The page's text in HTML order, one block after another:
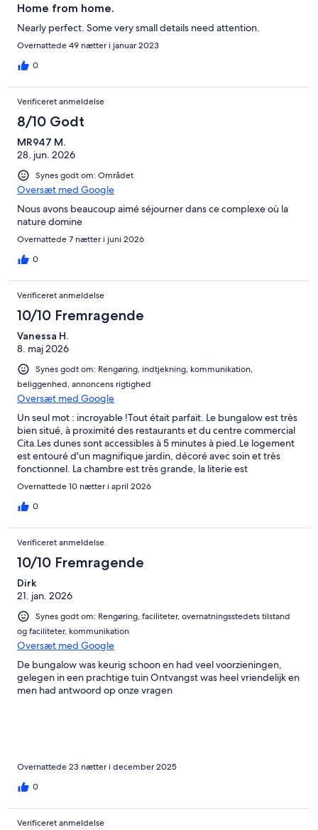
Home from home.
Nearly perfect. Some very small details need attention.
Overnattede 49 nætter i januar 2023
0
Verificeret anmeldelse
8/10 Godt
MR947 M.
28. jun. 2026
Synes godt om: Området
Oversæt med Google
Nous avons beaucoup aimé séjourner dans ce complexe où la
nature domine
Overnattede 7 nætter i juni 2026
0
Verificeret anmeldelse
10/10 Fremragende
Vanessa H.
8. maj 2026
Synes godt om: Rengøring, indtjekning, kommunikation,
beliggenhed, annoncens rigtighed
Oversæt med Google
Un seul mot : incroyable !Tout était parfait. Le bungalow est très
bien situé, à proximité des restaurants et du centre commercial
Cita.Les dunes sont accessibles à 5 minutes à pied.Le logement
est entouré d'un magnifique jardin, décoré avec soin et très
fonctionnel. La chambre est très grande, la literie est
confortable et il y fait très calme. Superbe piscine également.
On recommande sans hésiter !
Overnattede 10 nætter i april 2026
0
Verificeret anmeldelse
10/10 Fremragende
Dirk
21. jan. 2026
Synes godt om: Rengøring, faciliteter, overnatningsstedets tilstand
og faciliteter, kommunikation
Oversæt med Google
De bungalow was keurig schoon en had veel voorzieningen,
gelegen in een prachtige tuin Ontvangst was heel vriendelijk en
men had antwoord op onze vragen
Overnattede 23 nætter i december 2025
0
Verificeret anmeldelse